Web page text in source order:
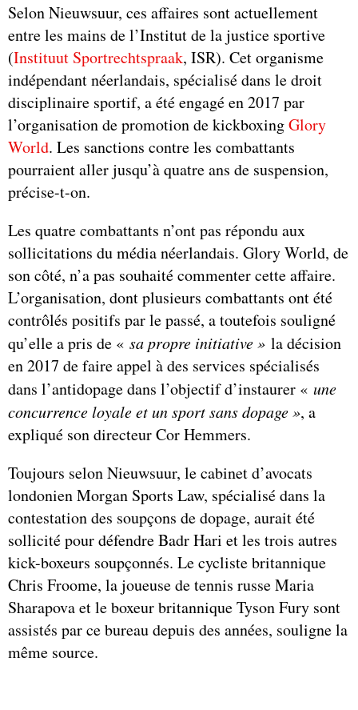
Selon Nieuwsuur, ces affaires sont actuellement
entre les mains de l’Institut de la justice sportive
(Instituut Sportrechtspraak, ISR). Cet organisme
indépendant néerlandais, spécialisé dans le droit
disciplinaire sportif, a été engagé en 2017 par
l’organisation de promotion de kickboxingGlory
World. Les sanctions contre les combattants
pourraient aller jusqu’à quatre ans de suspension,
précise-t-on.
Les quatre combattants n’ont pas répondu aux
sollicitations du média néerlandais. Glory World, de
son côté, n’a pas souhaité commenter cette affaire.
L’organisation, dont plusieurs combattants ont été
contrôlés positifs par le passé, a toutefois souligné
qu’elle a pris de « sa propre initiative » la décision
en 2017 de faire appel à des services spécialisés
dans l’antidopage dans l’objectif d’instaurer « une
concurrence loyale et un sport sans dopage », a
expliqué son directeur Cor Hemmers.
Toujours selon Nieuwsuur, le cabinet d’avocats
londonien Morgan Sports Law, spécialisé dans la
contestation des soupçons de dopage, aurait été
sollicité pour défendre Badr Hari et les trois autres
kick-boxeurs soupçonnés. Le cycliste britannique
Chris Froome, la joueuse de tennis russe Maria
Sharapova et le boxeur britannique Tyson Fury sont
assistés par ce bureau depuis des années, souligne la
même source.